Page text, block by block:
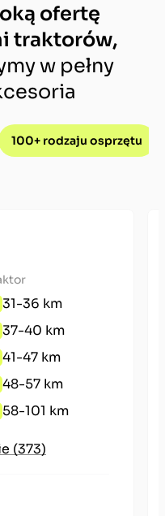
ofertę
traktorów,
w pełny
100+ rodzaju osprzętu
31-36 km
37-40 km
41-47 km
48-57 km
58-101 km
(373)